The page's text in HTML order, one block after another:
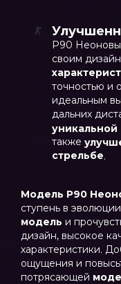
P90
своим
точностью и
идеальным
дальних
уникальной
также
стрельбе.
Модель P90
ступень в
модель и
дизайн, высокое
характеристики.
ощущения и
потрясающей